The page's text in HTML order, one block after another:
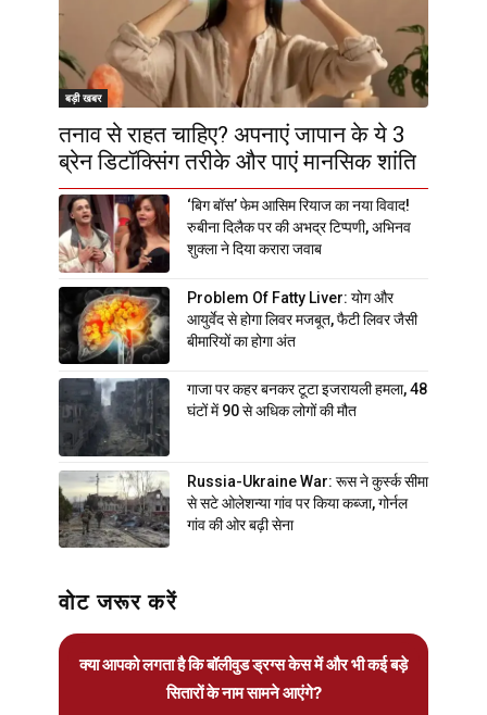
बड़ी खबर
तनाव से राहत चाहिए? अपनाएं जापान के ये 3
ब्रेन डिटॉक्सिंग तरीके और पाएं मानसिक शांति
‘बिग बॉस’ फेम आसिम रियाज का नया विवाद!
रुबीना दिलैक पर की अभद्र टिप्पणी, अभिनव
शुक्ला ने दिया करारा जवाब
Problem Of Fatty Liver: योग और
आयुर्वेद से होगा लिवर मजबूत, फैटी लिवर जैसी
बीमारियों का होगा अंत
गाजा पर कहर बनकर टूटा इजरायली हमला, 48
घंटों में 90 से अधिक लोगों की मौत
Russia-Ukraine War: रूस ने कुर्स्क सीमा
से सटे ओलेशन्या गांव पर किया कब्जा, गोर्नल
गांव की ओर बढ़ी सेना
वोट जरूर करें
क्या आपको लगता है कि बॉलीवुड ड्रग्स केस में और भी कई बड़े
सितारों के नाम सामने आएंगे?